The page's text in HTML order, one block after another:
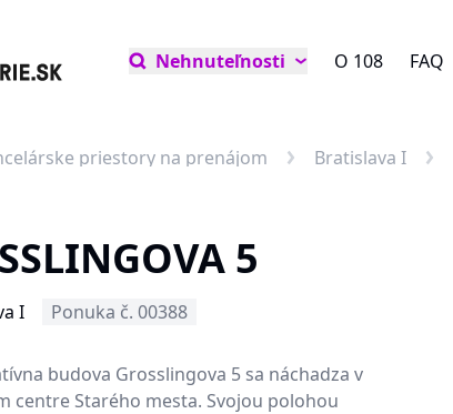
Nehnuteľnosti O 108 FAQ
priestory na prenájom Bratislava I
5
I Ponuka č. 00388
budova Grosslingova 5 sa náchadza v
centre Starého mesta. Svojou polohou